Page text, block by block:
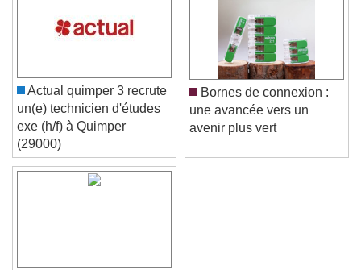
Color
Caption Area Background
Color Opacity
Font Size
Text Edge Style
Actual quimper 3 recrute
un(e) technicien d'études
exe (h/f) à Quimper
(29000)
Bornes de connexion :
une avancée vers un